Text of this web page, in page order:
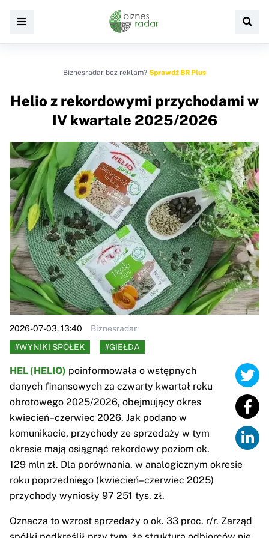
Biznesradar bez reklam? Sprawdź BR Plus
Helio z rekordowymi przychodami w
IV kwartale 2025/2026
2026-07-03, 13:40
Biznesradar
#WYNIKI SPÓŁEK
#GIEŁDA
HEL (HELIO) poinformowała o wstępnych
danych finansowych za czwarty kwartał roku
obrotowego 2025/2026, obejmujący okres
kwiecień–czerwiec 2026. Jak podano w
komunikacie, przychody ze sprzedaży w tym
okresie mają osiągnąć rekordowy poziom ok.
129 mln zł. Dla porównania, w analogicznym okresie
roku poprzedniego (kwiecień–czerwiec 2025)
przychody wyniosły 97 251 tys. zł.
Oznacza to wzrost sprzedaży o ok. 33 proc. r/r. Zarząd